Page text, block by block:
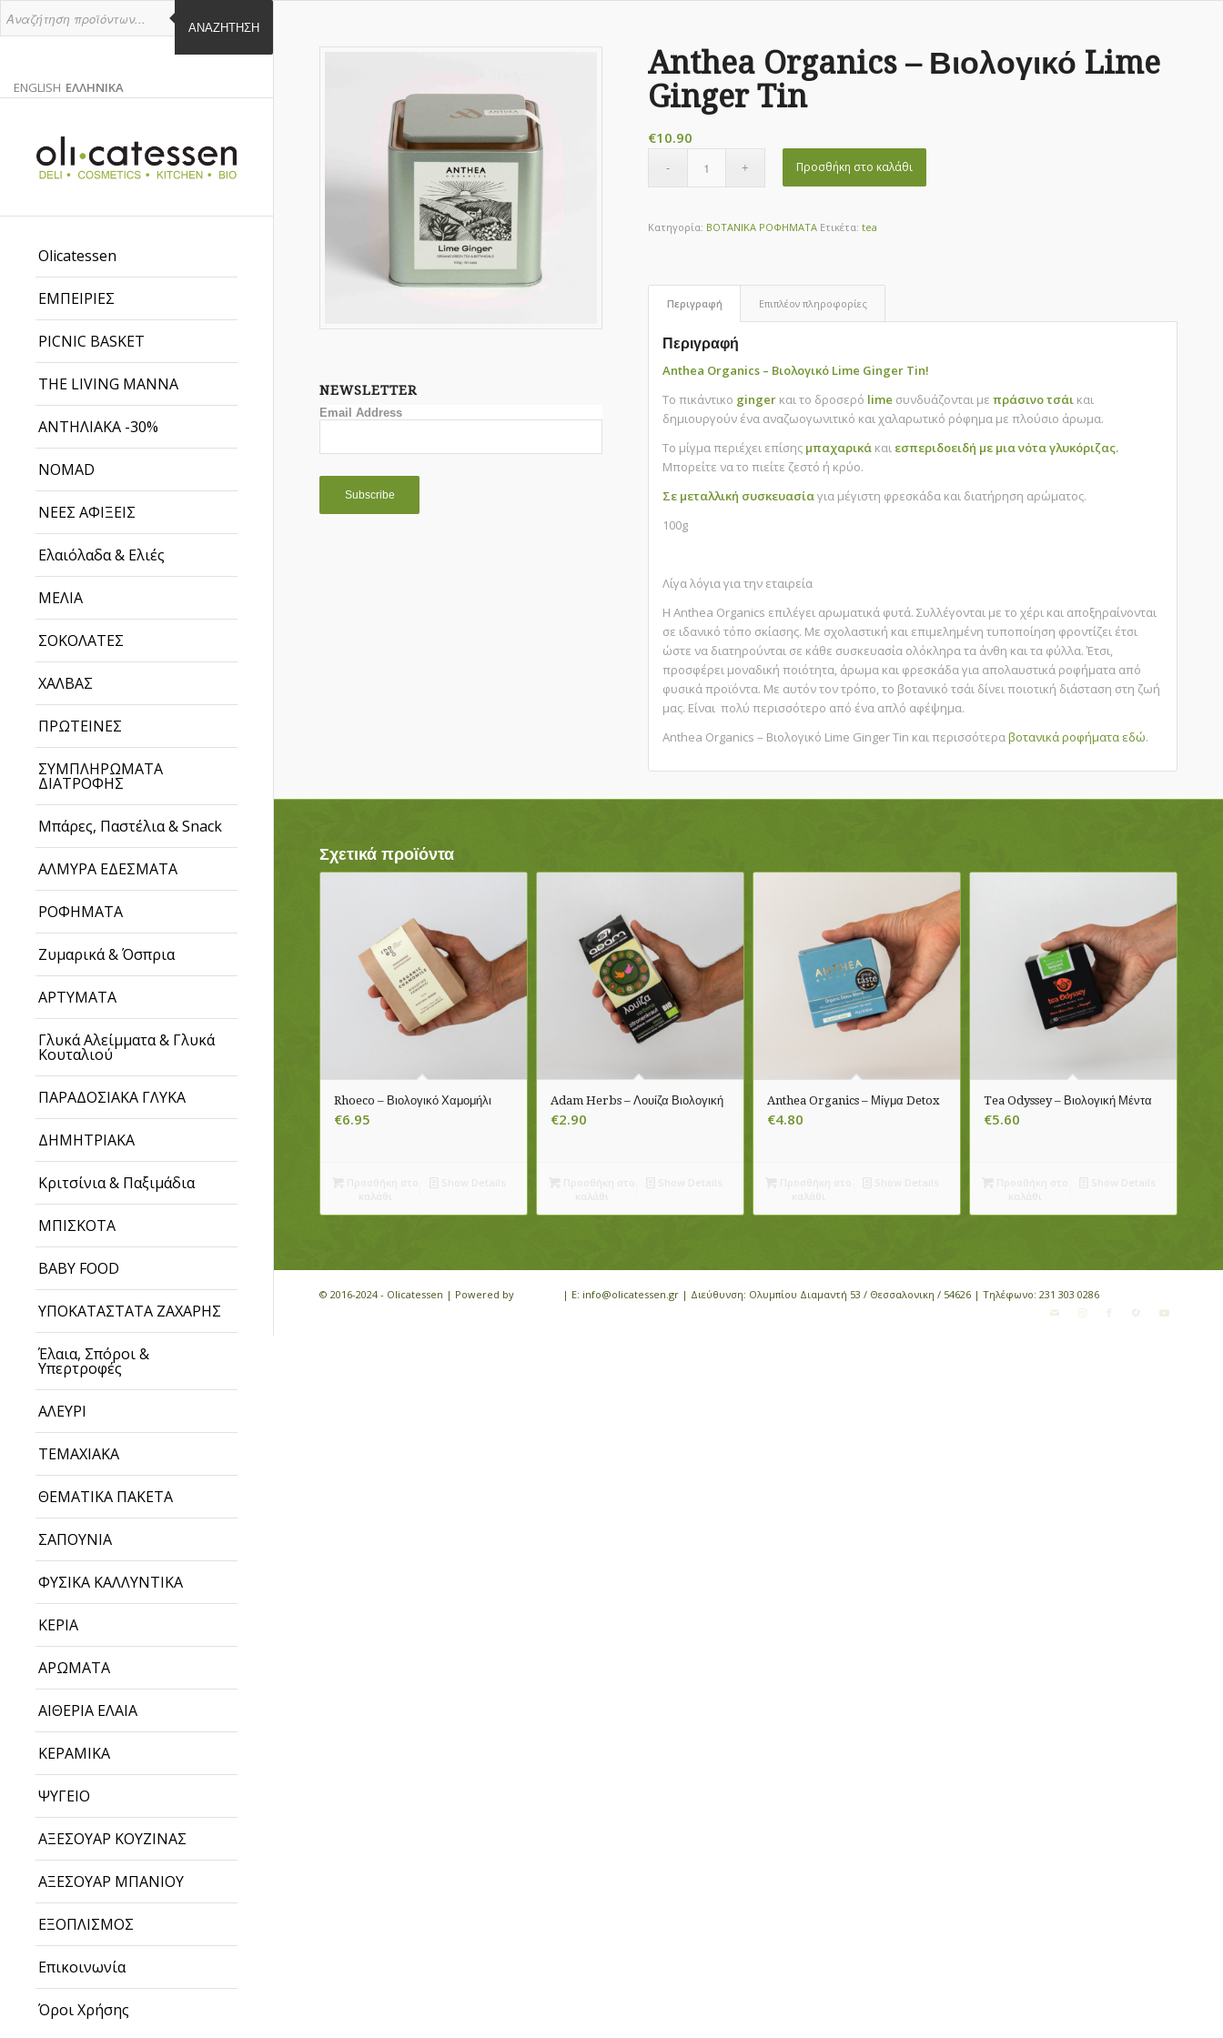
ΑΝΑΖΉΤΗΣΗ
ENGLISH ΕΛΛΗΝΙΚΑ
EL
Olicatessen
ΕΜΠΕΙΡΙΕΣ
PICNIC BASKET
THE LIVING MANNA
ΑΝΤΗΛΙΑΚΑ -30%
NOMAD
ΝΕΕΣ ΑΦΙΞΕΙΣ
Ελαιόλαδα & Ελιές
ΜΕΛΙΑ
ΣΟΚΟΛΑΤΕΣ
ΧΑΛΒΑΣ
ΠΡΩΤΕΙΝΕΣ
ΣΥΜΠΛΗΡΩΜΑΤΑ
ΔΙΑΤΡΟΦΗΣ
Μπάρες, Παστέλια & Snack
ΑΛΜΥΡΑ ΕΔΕΣΜΑΤΑ
ΡΟΦΗΜΑΤΑ
Ζυμαρικά & Όσπρια
ΑΡΤΥΜΑΤΑ
Γλυκά Αλείμματα & Γλυκά
Κουταλιού
ΠΑΡΑΔΟΣΙΑΚΑ ΓΛΥΚΑ
ΔΗΜΗΤΡΙΑΚΑ
Κριτσίνια & Παξιμάδια
ΜΠΙΣΚΟΤΑ
BABY FOOD
ΥΠΟΚΑΤΑΣΤΑΤΑ ΖΑΧΑΡΗΣ
Έλαια, Σπόροι &
Υπερτροφές
ΑΛΕΥΡΙ
ΤΕΜΑΧΙΑΚΑ
ΘΕΜΑΤΙΚΑ ΠΑΚΕΤΑ
ΣΑΠΟΥΝΙΑ
ΦΥΣΙΚΑ ΚΑΛΛΥΝΤΙΚΑ
ΚΕΡΙΑ
ΑΡΩΜΑΤΑ
ΑΙΘΕΡΙΑ ΕΛΑΙΑ
ΚΕΡΑΜΙΚΑ
ΨΥΓΕΙΟ
ΑΞΕΣΟΥΑΡ ΚΟΥΖΙΝΑΣ
ΑΞΕΣΟΥΑΡ ΜΠΑΝΙΟΥ
ΕΞΟΠΛΙΣΜΟΣ
Επικοινωνία
Όροι Χρήσης
NEWSLETTER
Email Address
Anthea Organics – Βιολογικό Lime
Ginger Tin
€10.90
Προσθήκη στο καλάθι
Κατηγορία: ΒΟΤΑΝΙΚΑ ΡΟΦΗΜΑΤΑ Ετικέτα:tea
Περιγραφή Επιπλέον πληροφορίες
Περιγραφή
Anthea Organics – Βιολογικό Lime Ginger Tin!
Το πικάντικο ginger και το δροσερό lime συνδυάζονται μεπράσινο τσάι και
δημιουργούν ένα αναζωογωνιτικό και χαλαρωτικό ρόφημα με πλούσιο άρωμα.
Το μίγμα περιέχει επίσης μπαχαρικά και εσπεριδοειδή με μια νότα γλυκόριζας.
Μπορείτε να το πιείτε ζεστό ή κρύο.
Σε μεταλλική συσκευασίαγια μέγιστη φρεσκάδα και διατήρηση αρώματος.
100g
Λίγα λόγια για την εταιρεία
Η Anthea Organics επιλέγει αρωματικά φυτά. Συλλέγονται με το χέρι και αποξηραίνονται
σε ιδανικό τόπο σκίασης. Με σχολαστική και επιμελημένη τυποποίηση φροντίζει έτσι
ώστε να διατηρούνται σε κάθε συσκευασία ολόκληρα τα άνθη και τα φύλλα. Έτσι,
προσφέρει μοναδική ποιότητα, άρωμα και φρεσκάδα για απολαυστικά ροφήματα από
φυσικά προϊόντα. Με αυτόν τον τρόπο, το βοτανικό τσάι δίνει ποιοτική διάσταση στη ζωή
μας. Είναι πολύ περισσότερο από ένα απλό αφέψημα.
Anthea Organics – Βιολογικό Lime Ginger Tin και περισσότεραβοτανικά ροφήματα εδώ.
Σχετικά προϊόντα
Rhoeco – Βιολογικό Χαμομήλι
€6.95
Adam Herbs – Λουίζα Βιολογική
€2.90
Anthea Organics – Μίγμα Detox
€4.80
Tea Odyssey – Βιολογική Μέντα
€5.60
© 2016-2024 - Olicatessen | Powered by | E: info@olicatessen.gr | Διεύθυνση: Ολυμπίου Διαμαντή 53 / Θεσσαλονικη / 54626 | Τηλέφωνο: 231 303 0286